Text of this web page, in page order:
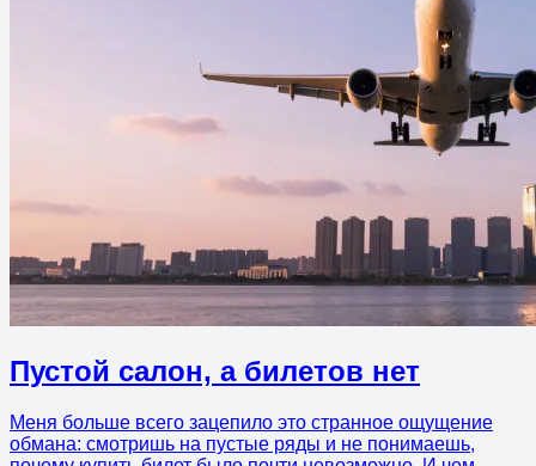
Пустой салон, а билетов нет
Меня больше всего зацепило это странное ощущение
обмана: смотришь на пустые ряды и не понимаешь,